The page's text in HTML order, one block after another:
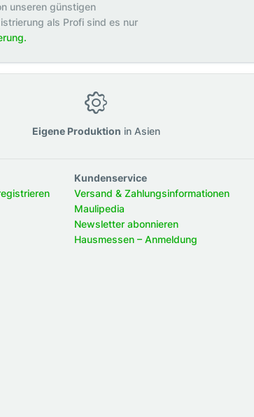
unseren günstigen
als Profi sind es nur
Eigene Produktion in Asien
Kundenservice
Versand & Zahlungsinformationen
Maulipedia
Newsletter abonnieren
Hausmessen – Anmeldung